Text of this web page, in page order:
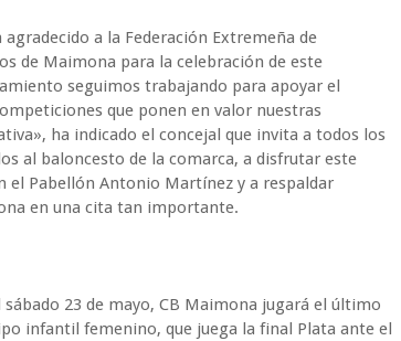
a la Federación Extremeña de
de Maimona para la celebración de este
seguimos trabajando para apoyar el
que ponen en valor nuestras
ha indicado el concejal que invita a todos los
al baloncesto de la comarca, a disfrutar este
Pabellón Antonio Martínez y a respaldar
en una cita tan importante.
23 de mayo, CB Maimona jugará el último
infantil femenino, que juega la final Plata ante el